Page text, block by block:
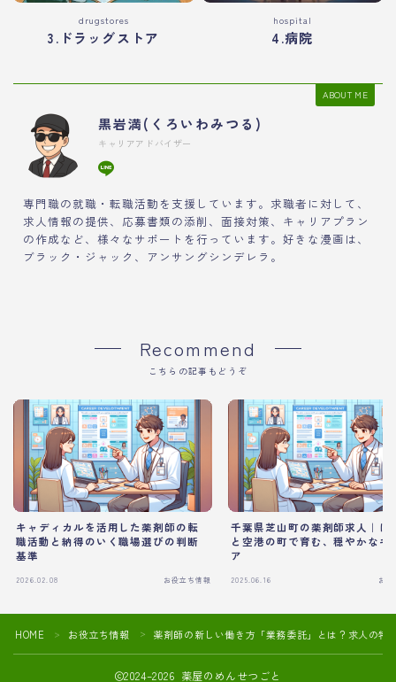
drugstores
3.ドラッグストア
hospital
4.病院
ABOUT ME
黒岩満(くろいわみつる)
キャリアアドバイザー
専門職の就職・転職活動を支援しています。求職者に対して、
求人情報の提供、応募書類の添削、面接対策、キャリアプラン
の作成など、様々なサポートを行っています。好きな漫画は、
ブラック・ジャック、アンサングシンデレラ。
Recommend
こちらの記事もどうぞ
キャディカルを活用した薬剤師の転
職活動と納得のいく職場選びの判断
基準
2026.02.08 お役立ち情報
千葉県芝山町の薬剤師求人｜は
と空港の町で育む、穏やかなキ
ア
2025.06.16 お
HOME ＞ お役立ち情報 ＞ 薬剤師の新しい働き方「業務委託」とは？求人の特
2024–2026 薬屋のめんせつごと